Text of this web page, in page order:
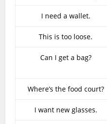
I need a wallet.
This is too loose.
Can I get a bag?
Where’s the food court?
I want new glasses.